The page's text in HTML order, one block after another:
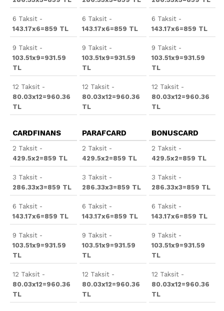
6 Taksit -
143.17x6=859 TL
9 Taksit -
103.51x9=931.59
TL
12 Taksit -
80.03x12=960.36
TL
6 Taksit -
143.17x6=859 TL
9 Taksit -
103.51x9=931.59
TL
12 Taksit -
80.03x12=960.36
TL
6 Taksit -
143.17x6=859 TL
9 Taksit -
103.51x9=931.59
TL
12 Taksit -
80.03x12=960.36
TL
CARDFINANS
2 Taksit -
429.5x2=859 TL
3 Taksit -
286.33x3=859 TL
6 Taksit -
143.17x6=859 TL
9 Taksit -
103.51x9=931.59
TL
12 Taksit -
80.03x12=960.36
TL
PARAFCARD
2 Taksit -
429.5x2=859 TL
3 Taksit -
286.33x3=859 TL
6 Taksit -
143.17x6=859 TL
9 Taksit -
103.51x9=931.59
TL
12 Taksit -
80.03x12=960.36
TL
BONUSCARD
2 Taksit -
429.5x2=859 TL
3 Taksit -
286.33x3=859 TL
6 Taksit -
143.17x6=859 TL
9 Taksit -
103.51x9=931.59
TL
12 Taksit -
80.03x12=960.36
TL